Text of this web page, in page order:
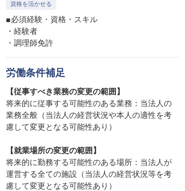
資格を活かせる
■必須経験・資格・スキル
・経験者
・調理師免許
労働条件補足
【従事すべき業務の変更の範囲】
将来的に従事する可能性のある業務：当法人の
業務全般（当法人の経営状況や本人の適性を考
慮して変更となる可能性あり）
【就業場所の変更の範囲】
将来的に勤務する可能性のある場所：当法人が
運営する全ての施設（当法人の経営状況等を考
慮して変更となる可能性あり）